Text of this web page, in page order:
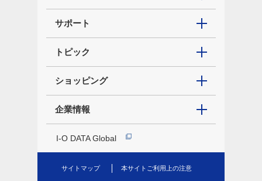
サポート
トピック
ショッピング
企業情報
I-O DATA Global
サイトマップ 本サイトご利用上の注意